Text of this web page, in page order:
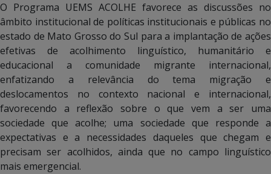
O Programa UEMS ACOLHE favorece as discussões no
âmbito institucional de políticas institucionais e públicas no
estado de Mato Grosso do Sul para a implantação de ações
efetivas de acolhimento linguístico, humanitário e
educacional a comunidade migrante internacional,
enfatizando a relevância do tema migração e
deslocamentos no contexto nacional e internacional,
favorecendo a reflexão sobre o que vem a ser uma
sociedade que acolhe; uma sociedade que responde a
expectativas e a necessidades daqueles que chegam e
precisam ser acolhidos, ainda que no campo linguístico
mais emergencial.